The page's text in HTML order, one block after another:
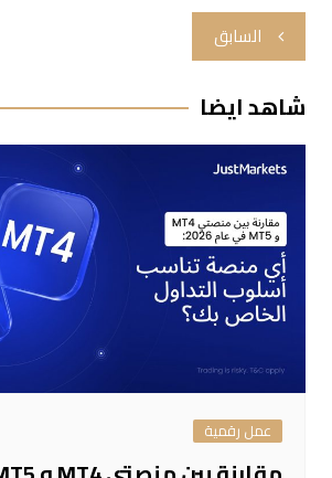
تصفّح
المقالات
السابق
شاهد ايضا
عمل رقمية